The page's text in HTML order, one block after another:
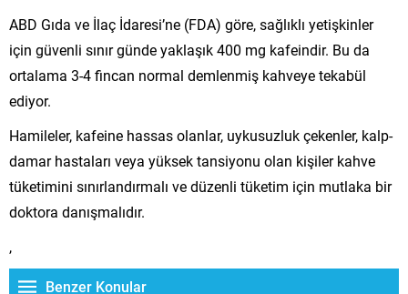
ABD Gıda ve İlaç İdaresi’ne (FDA) göre, sağlıklı yetişkinler
için güvenli sınır günde yaklaşık 400 mg kafeindir. Bu da
ortalama 3-4 fincan normal demlenmiş kahveye tekabül
ediyor.
Hamileler, kafeine hassas olanlar, uykusuzluk çekenler, kalp-
damar hastaları veya yüksek tansiyonu olan kişiler kahve
tüketimini sınırlandırmalı ve düzenli tüketim için mutlaka bir
doktora danışmalıdır.
,
Benzer Konular